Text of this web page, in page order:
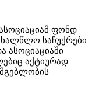
ფონდ
საჩუქრები
ასოციაციაში
აქტიურად